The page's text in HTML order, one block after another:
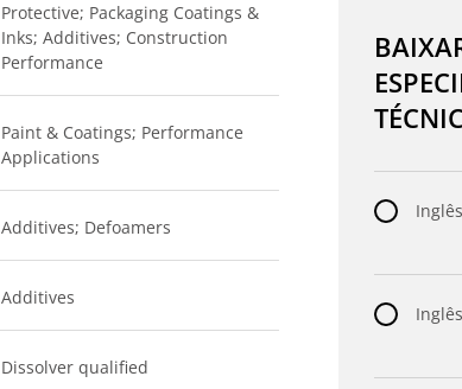
Protective; Packaging Coatings &
Inks; Additives; Construction
Performance
Paint & Coatings; Performance
Applications
Additives; Defoamers
Additives
Dissolver qualified